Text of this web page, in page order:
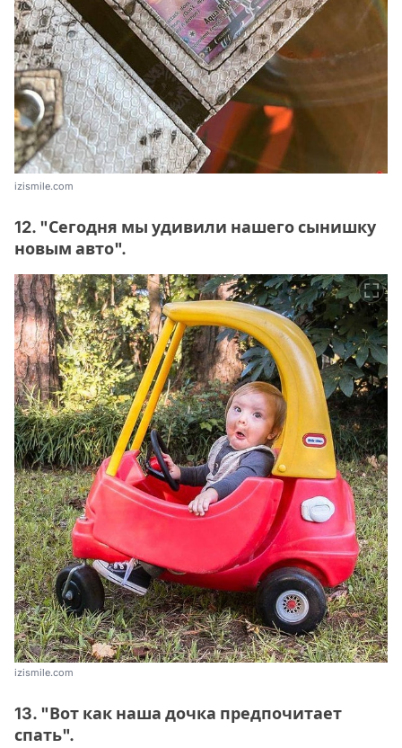
izismile.com
12. "Сегодня мы удивили нашего сынишку
новым авто".
izismile.com
13. "Вот как наша дочка предпочитает
спать".